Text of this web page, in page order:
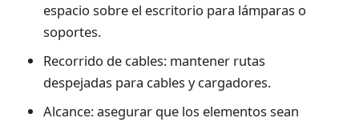
espacio sobre el escritorio para lámparas o
soportes.
Recorrido de cables: mantener rutas
despejadas para cables y cargadores.
Alcance: asegurar que los elementos sean